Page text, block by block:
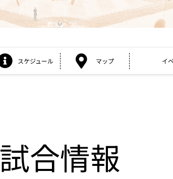
スケジュール マップ イ
試合情報